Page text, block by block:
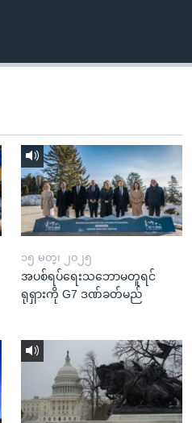
၁၅ မတ္၊ ၂၀၂၅
အပစ်ရပ်ရေးသဘောမတူရင်
ရုရှားကို G7 ဒဏ်ခတ်မည်